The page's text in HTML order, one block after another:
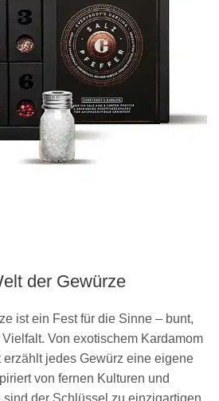
der Gewürze
ist ein Fest für die Sinne – bunt,
Von exotischem Kardamom
erzählt jedes Gewürz eine eigene
von fernen Kulturen und